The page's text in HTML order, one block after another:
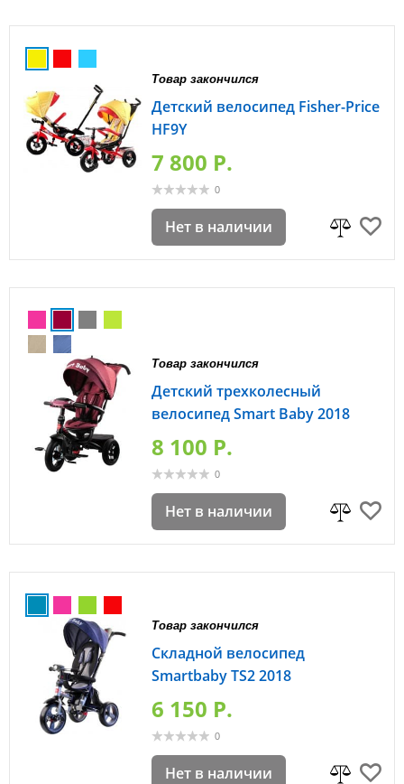
Товар закончился
Детский велосипед Fisher-Price
HF9Y
7 800 P.
0
Нет в наличии
Товар закончился
Детский трехколесный
велосипед Smart Baby 2018
8 100 P.
0
Нет в наличии
Товар закончился
Складной велосипед
Smartbaby TS2 2018
6 150 P.
0
Нет в наличии